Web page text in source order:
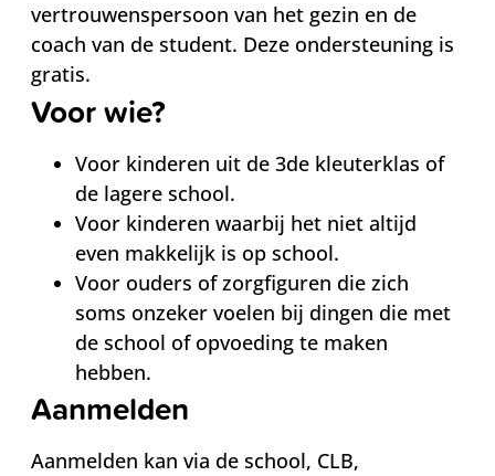
vertrouwenspersoon van het gezin en de
coach van de student. Deze ondersteuning is
gratis.
Voor wie?
Voor kinderen uit de 3de kleuterklas of
de lagere school.
Voor kinderen waarbij het niet altijd
even makkelijk is op school.
Voor ouders of zorgfiguren die zich
soms onzeker voelen bij dingen die met
de school of opvoeding te maken
hebben.
Aanmelden
Aanmelden kan via de school, CLB,